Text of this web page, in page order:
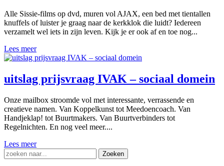
Alle Sissie-films op dvd, muren vol AJAX, een bed met tientallen
knuffels of luister je graag naar de kerkklok die luidt? Iedereen
verzamelt wel iets in zijn leven. Kijk je er ook af en toe nog...
Lees meer
uitslag prijsvraag IVAK – sociaal domein
Onze mailbox stroomde vol met interessante, verrassende en
creatieve namen. Van Koppelkunst tot Meedoencoach. Van
Handjeklap! tot Buurtmakers. Van Buurtverbinders tot
Regelnichten. En nog veel meer....
Lees meer
Zoek
naar: